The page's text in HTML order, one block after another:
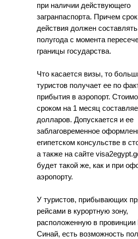
при наличии действующего
загранпаспорта. Причем срок
действия должен
полугода с момента
границы государства.
Что касается визы, то
туристов получает ее по
прибытия в аэропорт.
сроком на 1 месяц
долларов. Допускается и ее
заблаговременное
египетском консульстве в
а также на сайте
будет такой же, как и при
аэропорту.
У туристов, прибывающих
рейсами в курортную зону,
расположенную в
Синай, есть возможность